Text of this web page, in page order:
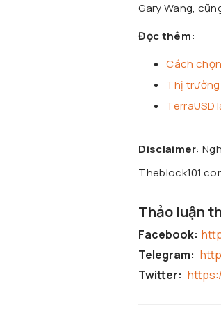
Gary Wang,
Đọc thêm:
Cách
Thị
TerraUSD
Disclaimer:
Thảo luận
Facebook:
Telegram:
Twitter: